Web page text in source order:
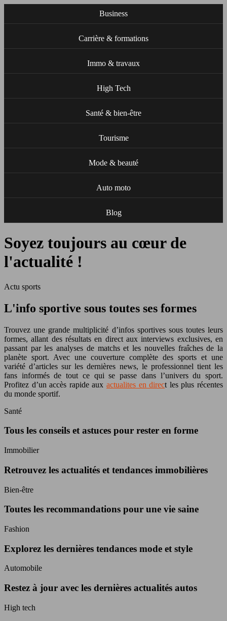
Business
Carrière & formations
Immo & travaux
High Tech
Santé & bien-être
Tourisme
Mode & beauté
Auto moto
Blog
Soyez toujours au cœur de
l'actualité !
Actu sports
L'info sportive sous toutes ses formes
Trouvez une grande multiplicité d’infos sportives sous toutes leurs
formes, allant des résultats en direct aux interviews exclusives, en
passant par les analyses de matchs et les nouvelles fraîches de la
planète sport. Avec une couverture complète des sports et une
variété d’articles sur les dernières news, le professionnel tient les
fans informés de tout ce qui se passe dans l’univers du sport.
Profitez d’un accès rapide aux actualites en direct les plus récentes
du monde sportif.
Santé
Tous les conseils et astuces pour rester en forme
Immobilier
Retrouvez les actualités et tendances immobilières
Bien-être
Toutes les recommandations pour une vie saine
Fashion
Explorez les dernières tendances mode et style
Automobile
Restez à jour avec les dernières actualités autos
High tech